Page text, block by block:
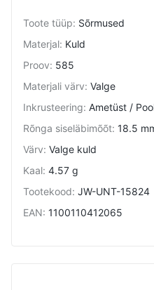
Toote tüüp: Sõrmused
Materjal: Kuld
Proov: 585
Materjali värv: Valge
Inkrusteering: Ametüst /
Rõnga siseläbimõõt: 18.5
Värv: Valge kuld
Kaal: 4.57 g
Tootekood: JW-UNT-15824
EAN: 1100110412065